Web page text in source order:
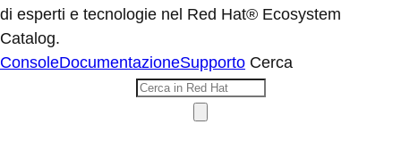
di esperti e tecnologie nel Red Hat® Ecosystem
Catalog.
ConsoleDocumentazioneSupporto Cerca